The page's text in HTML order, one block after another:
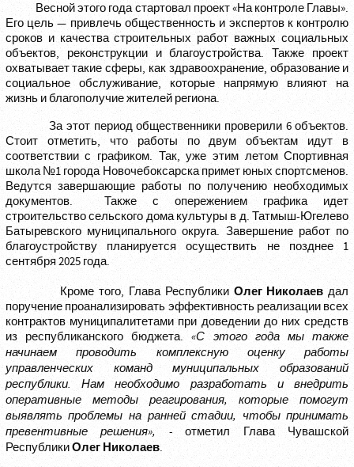
Весной этого года стартовал проект «На контроле Главы».
Его цель — привлечь общественность и экспертов к контролю
сроков и качества строительных работ важных социальных
объектов, реконструкции и благоустройства. Также проект
охватывает такие сферы, как здравоохранение, образование и
социальное обслуживание, которые напрямую влияют на
жизнь и благополучие жителей региона.
За этот период общественники проверили 6 объектов.
Стоит отметить, что работы по двум объектам идут в
соответствии с графиком. Так, уже этим летом Спортивная
школа №1 города Новочебоксарска примет юных спортсменов.
Ведутся завершающие работы по получению необходимых
документов. Также с опережением графика идет
строительство сельского дома культуры в д. Татмыш-Югелево
Батыревского муниципального округа. Завершение работ по
благоустройству планируется осуществить не позднее 1
сентября 2025 года.
Кроме того, Глава Республики Олег Николаев дал
поручение проанализировать эффективность реализации всех
контрактов муниципалитетами при доведении до них средств
из республиканского бюджета.«С этого года мы также
начинаем проводить комплексную оценку работы
управленческих команд муниципальных образований
республики. Нам необходимо разработать и внедрить
оперативные методы реагирования, которые помогут
выявлять проблемы на ранней стадии, чтобы принимать
превентивные решения», -отметил Глава Чувашской
РеспубликиОлег Николаев.